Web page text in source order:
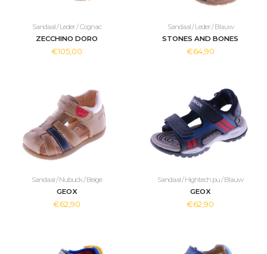
Sandaal / Leder / Cognac
ZECCHINO DORO
€105,00
Sandaal / Leder / Blauw
STONES AND BONES
€64,90
Sandaal / Nubuck / Beige
GEOX
€62,90
Sandaal / Hightech pu / Blauw
GEOX
€62,90